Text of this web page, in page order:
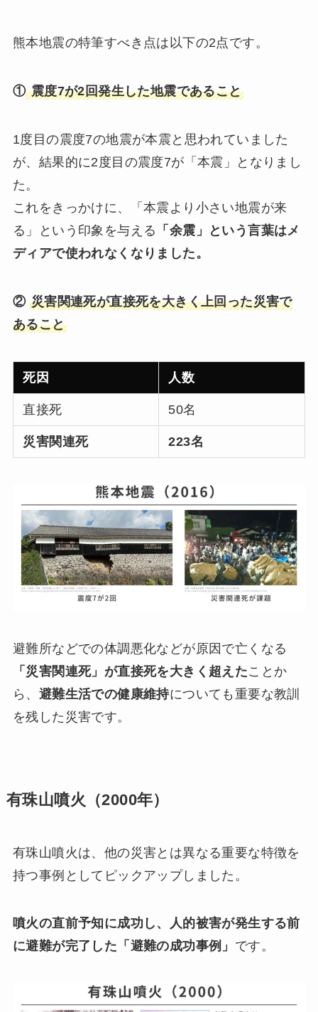
熊本地震の特筆すべき点は以下の2点です。
①震度7が2回発生した地震であること
1度目の震度7の地震が本震と思われていました
が、結果的に2度目の震度7が「本震」となりまし
た。
これをきっかけに、「本震より小さい地震が来
る」という印象を与える 「余震」という言葉はメ
ディアで使われなくなりました。
② 災害関連死が直接死を大きく上回った災害で
あること
死因 人数
直接死 50名
災害関連死 223名
避難所などでの体調悪化などが原因で亡くなる
「災害関連死」が直接死を大きく超えたことか
ら、 避難生活での健康維持についても重要な教訓
を残した災害です。
有珠山噴火（2000年）
有珠山噴火は、他の災害とは異なる重要な特徴を
持つ事例としてピックアップしました。
噴火の直前予知に成功し、人的被害が発生する前
に避難が完了した「避難の成功事例」 です。